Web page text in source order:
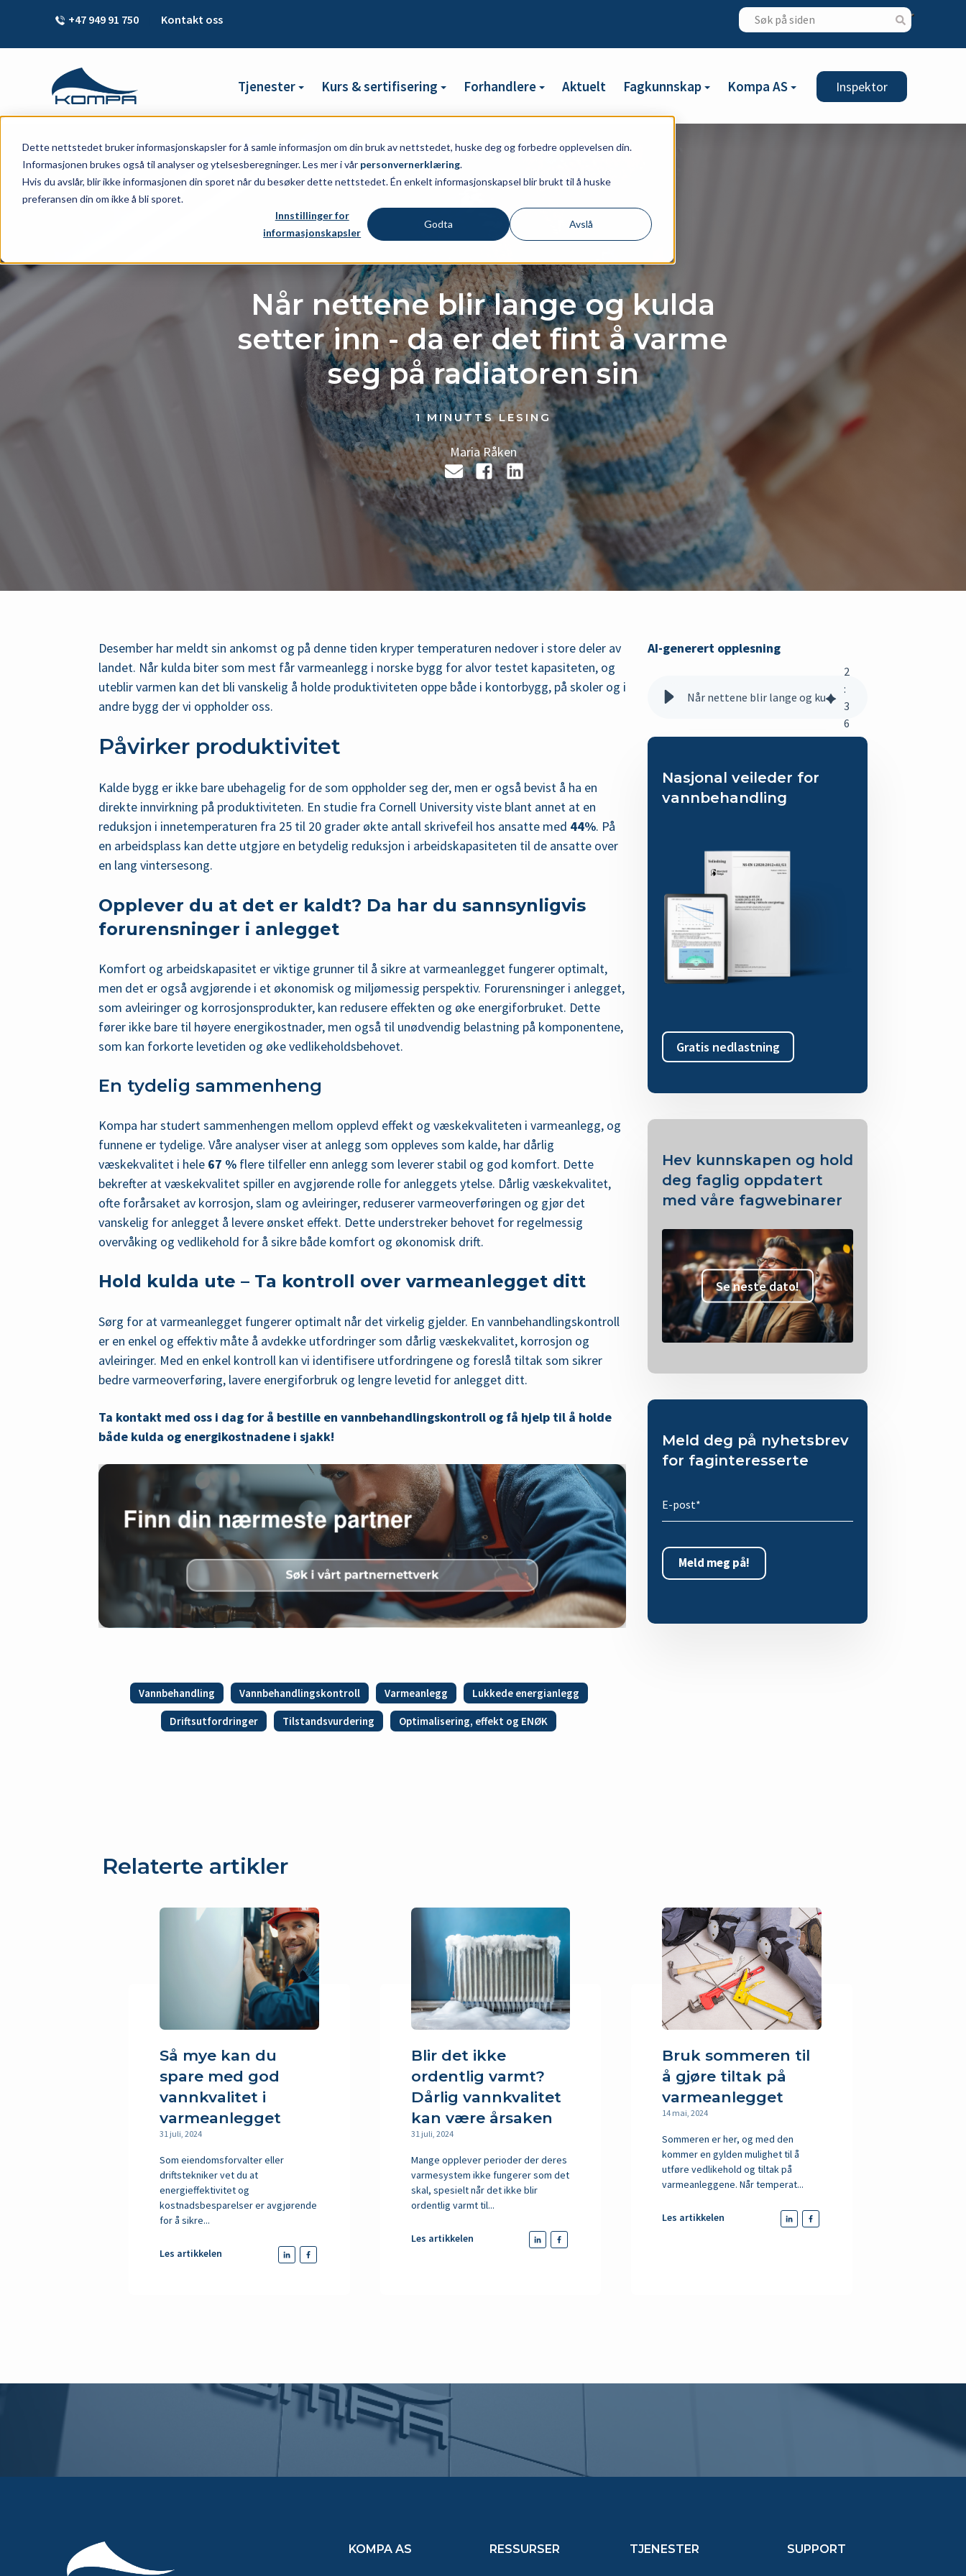
Dette nettstedet bruker informasjonskapsler for å samle informasjon om din bruk av nettstedet, huske deg og forbedre opplevelsen din.
Informasjonen brukes også til analyser og ytelsesberegninger. Les mer i vår personvernerklæring.
Hvis du avslår, blir ikke informasjonen din sporet når du besøker dette nettstedet. Én enkelt informasjonskapsel blir brukt til å huske
preferansen din om ikke å bli sporet.
Innstillinger for
informasjonskapsler
Godta Avslå
+47 949 91 750 Kontakt oss
Tjenester Kurs & sertifisering Forhandlere Aktuelt Fagkunnskap Kompa AS Inspektor
Når nettene blir lange og kulda
setter inn - da er det fint å varme
seg på radiatoren sin
1 MINUTTS LESING
Maria Råken
Desember har meldt sin ankomst og på denne tiden kryper temperaturen nedover i store deler av
landet. Når kulda biter som mest får varmeanlegg i norske bygg for alvor testet kapasiteten, og
uteblir varmen kan det bli vanskelig å holde produktiviteten oppe både i kontorbygg, på skoler og i
andre bygg der vi oppholder oss.
Påvirker produktivitet
Kalde bygg er ikke bare ubehagelig for de som oppholder seg der, men er også bevist å ha en
direkte innvirkning på produktiviteten. En studie fra Cornell University viste blant annet at en
reduksjon i innetemperaturen fra 25 til 20 grader økte antall skrivefeil hos ansatte med 44%. På
en arbeidsplass kan dette utgjøre en betydelig reduksjon i arbeidskapasiteten til de ansatte over
en lang vintersesong.
Opplever du at det er kaldt? Da har du sannsynligvis
forurensninger i anlegget
Komfort og arbeidskapasitet er viktige grunner til å sikre at varmeanlegget fungerer optimalt,
men det er også avgjørende i et økonomisk og miljømessig perspektiv. Forurensninger i anlegget,
som avleiringer og korrosjonsprodukter, kan redusere effekten og øke energiforbruket. Dette
fører ikke bare til høyere energikostnader, men også til unødvendig belastning på komponentene,
som kan forkorte levetiden og øke vedlikeholdsbehovet.
En tydelig sammenheng
Kompa har studert sammenhengen mellom opplevd effekt og væskekvaliteten i varmeanlegg, og
funnene er tydelige. Våre analyser viser at anlegg som oppleves som kalde, har dårlig
væskekvalitet i hele 67 % flere tilfeller enn anlegg som leverer stabil og god komfort. Dette
bekrefter at væskekvalitet spiller en avgjørende rolle for anleggets ytelse. Dårlig væskekvalitet,
ofte forårsaket av korrosjon, slam og avleiringer, reduserer varmeoverføringen og gjør det
vanskelig for anlegget å levere ønsket effekt. Dette understreker behovet for regelmessig
overvåking og vedlikehold for å sikre både komfort og økonomisk drift.
Hold kulda ute – Ta kontroll over varmeanlegget ditt
Sørg for at varmeanlegget fungerer optimalt når det virkelig gjelder. En vannbehandlingskontroll
er en enkel og effektiv måte å avdekke utfordringer som dårlig væskekvalitet, korrosjon og
avleiringer. Med en enkel kontroll kan vi identifisere utfordringene og foreslå tiltak som sikrer
bedre varmeoverføring, lavere energiforbruk og lengre levetid for anlegget ditt.
Ta kontakt med oss i dag for å bestille en vannbehandlingskontroll og få hjelp til å holde
både kulda og energikostnadene i sjakk!
Vannbehandling Vannbehandlingskontroll Varmeanlegg Lukkede energianlegg
Driftsutfordringer Tilstandsvurdering Optimalisering, effekt og ENØK
AI-generert opplesning
Når nettene blir lange og kulda setter inn - da er det fint
2
:
3
6
Nasjonal veileder for
vannbehandling
Gratis nedlastning
Meld deg på nyhetsbrev
for faginteresserte
Hev kunnskapen og hold
deg faglig oppdatert
med våre fagwebinarer
Se neste dato!
Relaterte artikler
Så mye kan du
spare med god
vannkvalitet i
varmeanlegget
31 juli, 2024
Som eiendomsforvalter eller
driftstekniker vet du at
energieffektivitet og
kostnadsbesparelser er avgjørende
for å sikre...
Les artikkelen
Blir det ikke
ordentlig varmt?
Dårlig vannkvalitet
kan være årsaken
31 juli, 2024
Mange opplever perioder der deres
varmesystem ikke fungerer som det
skal, spesielt når det ikke blir
ordentlig varmt til...
Les artikkelen
Bruk sommeren til
å gjøre tiltak på
varmeanlegget
14 mai, 2024
Sommeren er her, og med den
kommer en gylden mulighet til å
utføre vedlikehold og tiltak på
varmeanleggene. Når temperat...
Les artikkelen
KOMPA AS RESSURSER TJENESTER SUPPORT